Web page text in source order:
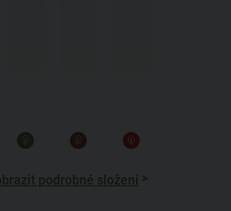
podrobné složení >